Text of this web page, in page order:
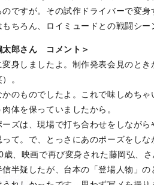
のですが。その試作ドライバーで変
もちろん、ロイミュードとの戦闘シ
太郎さん コメント＞
身しましたよ。制作発表会見のとき
。
のものでしたよ。これで味しめちゃ
肉体を保っていましたから。
ズは、現場で打ち合わせをしながら
って。で、とっさにあのポーズをし
、映画で再び変身された藤岡弘、
信半疑したが、台本の「登場人物」